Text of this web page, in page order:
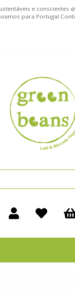
e conscientes
para Portugal